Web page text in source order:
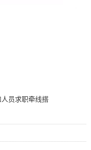
员求职牵线搭